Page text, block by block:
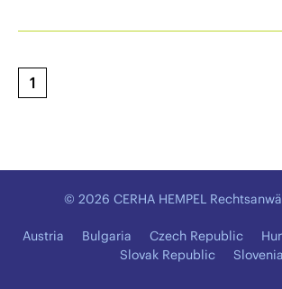
1
© 2026 CERHA HEMPEL
Austria Bulgaria Czech Republic
Slovak Republic
Slovenia